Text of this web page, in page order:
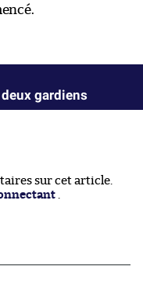
gardiens
sur cet article.
.